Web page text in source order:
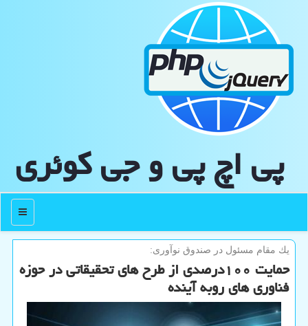
پی اچ پی و جی كوئری
منو
یك مقام مسئول در صندوق نوآوری:
حمایت ۱۰۰درصدی از طرح های تحقیقاتی در حوزه
فناوری های روبه آینده